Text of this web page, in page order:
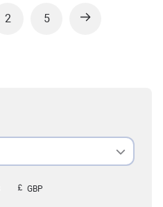
2 5
GBP